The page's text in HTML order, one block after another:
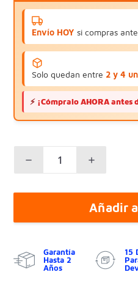
Envío HOY si compras
Solo quedan entre 2 y 4
⚡ ¡Cómpralo AHORA antes
Añadir
Garantía
Hasta 2
Años
15